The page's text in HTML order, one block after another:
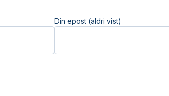
Din epost (aldri vist)